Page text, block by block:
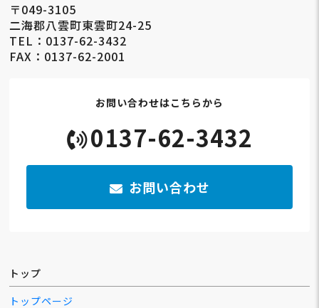
〒049-3105
二海郡八雲町東雲町24-25
TEL：0137-62-3432
FAX：0137-62-2001
お問い合わせはこちらから
0137-62-3432
お問い合わせ
トップ
トップページ